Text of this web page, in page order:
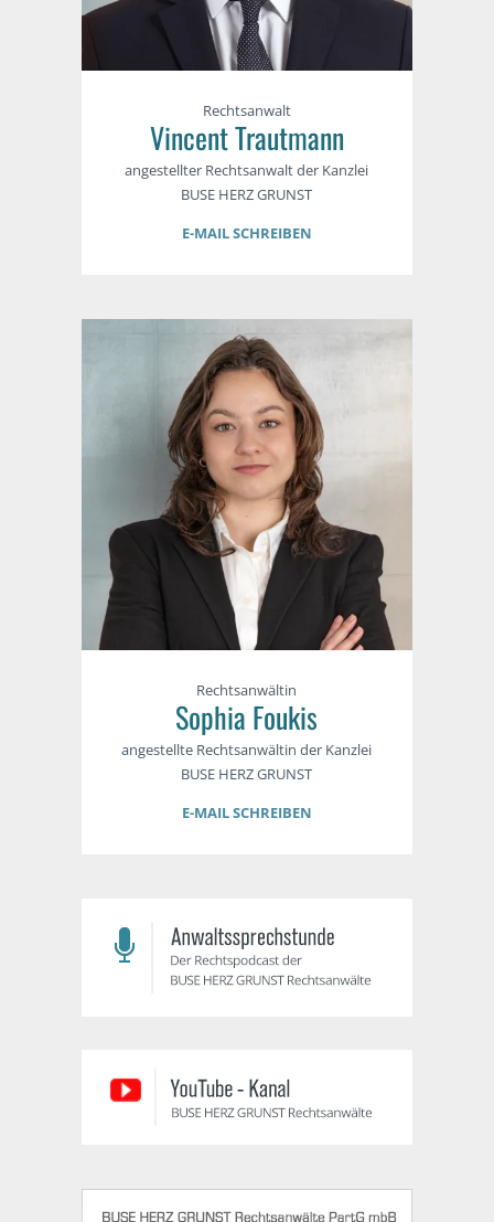
Rechtsanwalt
Vincent Trautmann
angestellter Rechtsanwalt der Kanzlei
BUSE HERZ GRUNST
E-MAIL SCHREIBEN
Rechtsanwältin
Sophia Foukis
angestellte Rechtsanwältin der Kanzlei
BUSE HERZ GRUNST
E-MAIL SCHREIBEN